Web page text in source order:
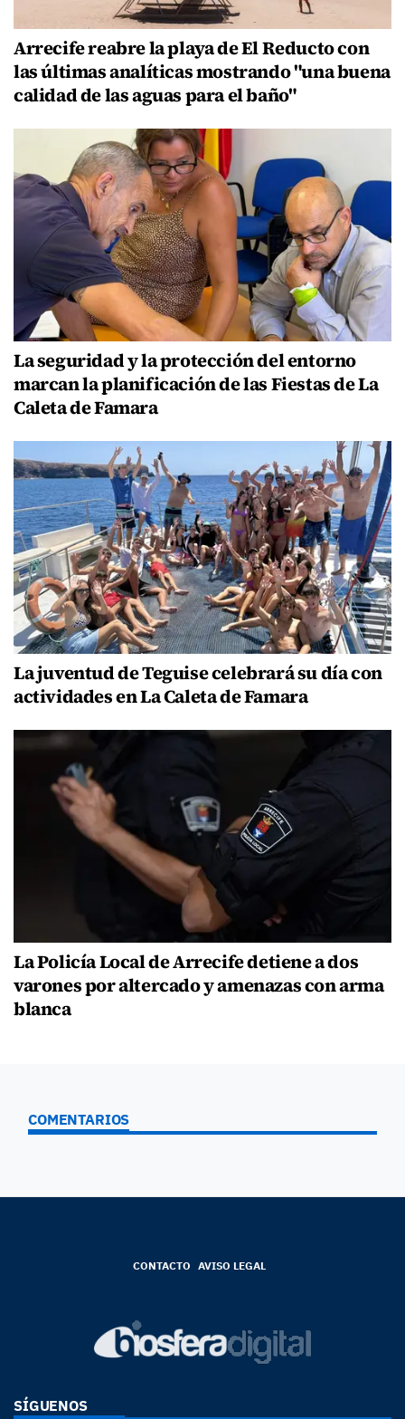
Arrecife reabre la playa de El Reducto con
las últimas analíticas mostrando "una buena
calidad de las aguas para el baño"
La seguridad y la protección del entorno
marcan la planificación de las Fiestas de La
Caleta de Famara
La juventud de Teguise celebrará su día con
actividades en La Caleta de Famara
La Policía Local de Arrecife detiene a dos
varones por altercado y amenazas con arma
blanca
COMENTARIOS
CONTACTO AVISO LEGAL
SÍGUENOS